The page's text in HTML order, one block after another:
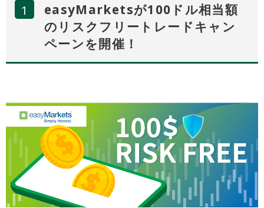
easyMarketsが100ドル相当額
のリスクフリートレードキャン
ペーンを開催！